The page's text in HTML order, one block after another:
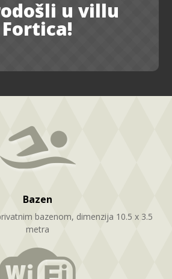
u villu
Fortica!
Bazen
bazenom, dimenzija 10.5 x 3.5
metra